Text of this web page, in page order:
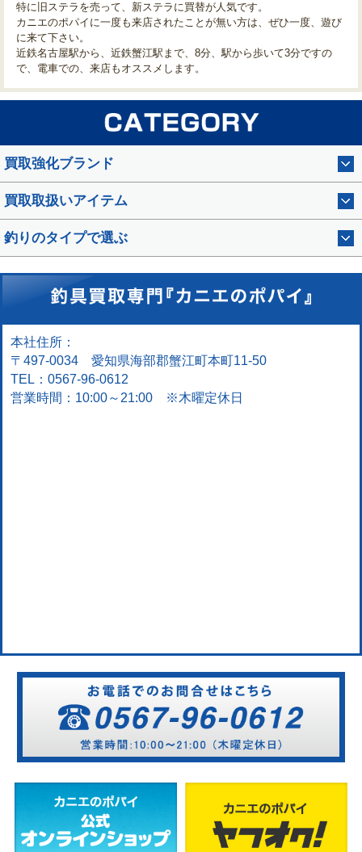
特に旧ステラを売って、新ステラに買替が人気です。
カニエのポパイに一度も来店されたことが無い方は、ぜひ一度、遊び
に来て下さい。
近鉄名古屋駅から、近鉄蟹江駅まで、8分、駅から歩いて3分ですの
で、電車での、来店もオススメします。
買取強化ブランド
買取取扱いアイテム
釣りのタイプで選ぶ
本社住所：
〒497-0034 愛知県海部郡蟹江町本町11-50
TEL：0567-96-0612
営業時間：10:00～21:00 ※木曜定休日